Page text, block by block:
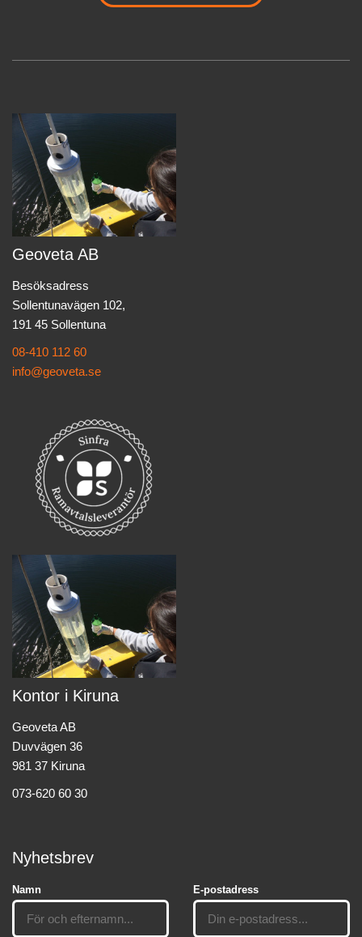
Geoveta AB
Besöksadress
Sollentunavägen 102,
191 45 Sollentuna
08-410 112 60
info@geoveta.se
Kontor i Kiruna
Geoveta AB
Duvvägen 36
981 37 Kiruna
073-620 60 30
Nyhetsbrev
Namn E-postadress